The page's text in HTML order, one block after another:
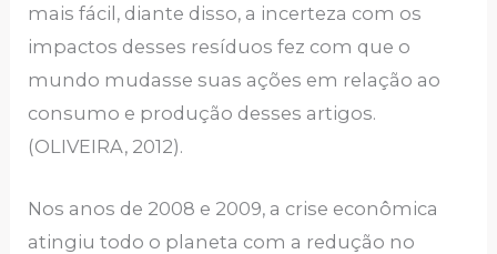
mais fácil, diante disso, a incerteza com os
impactos desses resíduos fez com que o
mundo mudasse suas ações em relação ao
consumo e produção desses artigos.
(OLIVEIRA, 2012).
Nos anos de 2008 e 2009, a crise econômica
atingiu todo o planeta com a redução no